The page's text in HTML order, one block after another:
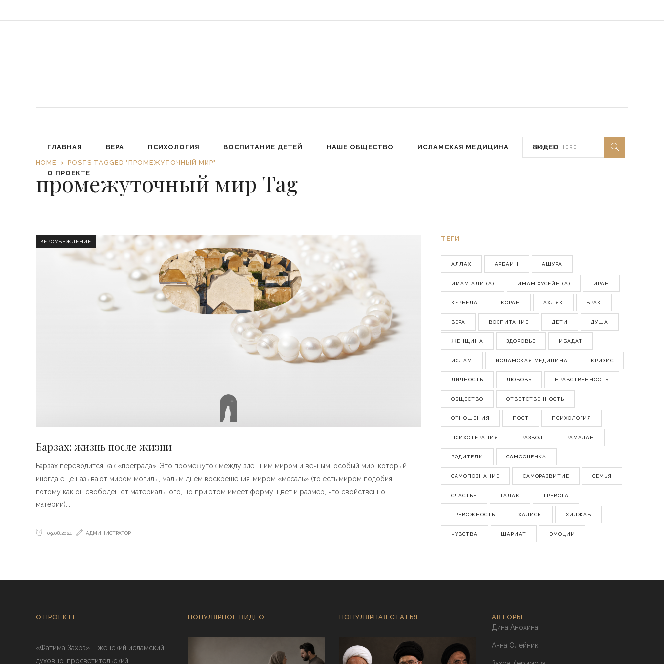
ГЛАВНАЯ ВЕРА ПСИХОЛОГИЯ ВОСПИТАНИЕ ДЕТЕЙ НАШЕ ОБЩЕСТВО ИСЛАМСКАЯ МЕДИЦИНА ВИДЕО
О ПРОЕКТЕ
HOME POSTS TAGGED "ПРОМЕЖУТОЧНЫЙ МИР"
промежуточный мир Tag
ВЕРОУБЕЖДЕНИЕ
Барзах: жизнь после жизни
Барзах переводится как «преграда». Это промежуток между здешним миром и вечным, особый мир, который
иногда еще называют миром могилы, малым днем воскрешения, миром «месаль» (то есть миром подобия,
потому как он свободен от материального, но при этом имеет форму, цвет и размер, что свойственно
материи)
09.08.2024 АДМИНИСТРАТОР
ТЕГИ
АЛЛАХ АРБАИН АШУРА
ИМАМ АЛИ (А) ИМАМ ХУСЕЙН (А) ИРАН
КЕРБЕЛА КОРАН АХЛЯК БРАК
ВЕРА ВОСПИТАНИЕ ДЕТИ ДУША
ЖЕНЩИНА ЗДОРОВЬЕ ИБАДАТ
ИСЛАМ ИСЛАМСКАЯ МЕДИЦИНА КРИЗИС
ЛИЧНОСТЬ ЛЮБОВЬ НРАВСТВЕННОСТЬ
ОБЩЕСТВО ОТВЕТСТВЕННОСТЬ
ОТНОШЕНИЯ ПОСТ ПСИХОЛОГИЯ
ПСИХОТЕРАПИЯ РАЗВОД РАМАДАН
РОДИТЕЛИ САМООЦЕНКА
САМОПОЗНАНИЕ САМОРАЗВИТИЕ СЕМЬЯ
СЧАСТЬЕ ТАЛАК ТРЕВОГА
ТРЕВОЖНОСТЬ ХАДИСЫ ХИДЖАБ
ЧУВСТВА ШАРИАТ ЭМОЦИИ
О ПРОЕКТЕ
«Фатима Захра» – женский исламский
духовно-просветительский
ПОПУЛЯРНОЕ ВИДЕО ПОПУЛЯРНАЯ СТАТЬЯ АВТОРЫ
Дина Анохина
Анна Олейник